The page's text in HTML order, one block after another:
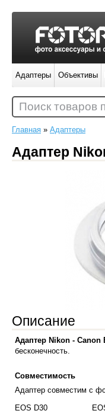
Главная » Адаптеры
Адаптер
Описание
Адаптер Nikon - Сanon
бесконечность.
Совместимость
Адаптер совместим с
EOS D30
Адаптеры Объективы
Поиск товаров